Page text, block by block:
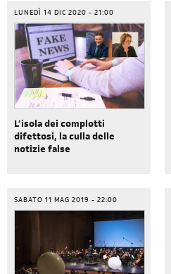
LUNEDÌ 14 DIC 2020 - 21:00
L’isola dei complotti
difettosi, la culla delle
notizie false
SABATO 11 MAG 2019 - 22:00